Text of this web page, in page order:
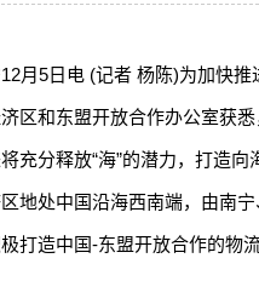
5日电 (记者 杨陈)为加快推
区和东盟开放合作办公室获
充分释放“海”的潜力，打造向
处中国沿海西南端，由南宁
打造中国-东盟开放合作的物